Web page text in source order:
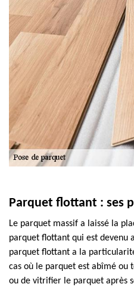
Parquet flottant : ses
Le parquet massif a laissé la
parquet flottant qui est devenu
parquet flottant a la
cas où le parquet est abîmé ou
ou de vitrifier le parquet après